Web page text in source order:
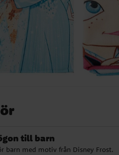
till barn
barn med motiv från Disney Frost.